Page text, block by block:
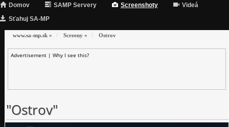
Domov SAMP Servery Screenshoty
Videá
Sťahuj SA-MP
www.sa-mp.sk » Screeny » Ostrov
Advertisement | Why I see this?
"Ostrov"